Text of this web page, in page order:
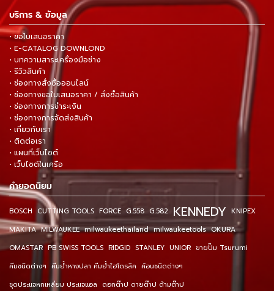
บริการ & ข้อมูล
• ขอใบเสนอราคา
• E-CATALOG DOWNLOND
• บทความสาระเครื่องมือช่าง
• รีวิวสินค้า
• ช่องทางสั่งซื้อออนไลน์
• ช่องทางขอใบเสนอราคา / สั่งซื้อสินค้า
• ช่องทางการชำระเงิน
• ช่องทางการจัดส่งสินค้า
• เกี่ยวกับเรา
• ติดต่อเรา
• แผนที่เว็บไซต์
• เว็บไซต์ในเครือ
คำยอดนิยม
BOSCH CUTTING TOOLS FORCE G.558 G.582 KENNEDY KNIPEX
MAKITA MILWAUKEE milwaukeethailand milwaukeetools OKURA
OMASTAR PB SWISS TOOLS RIDGID STANLEY UNIOR ขายปั๊ม Tsurumi
คีมชนิดต่างๆ คีมย้ำหางปลา คีมย้ำไฮโดรลิค ค้อนชนิดต่างๆ
ชุดประแจหกเหลี่ยม ประแจแอล ดอกต๊าป ดายต๊าป ด้ามต๊าป